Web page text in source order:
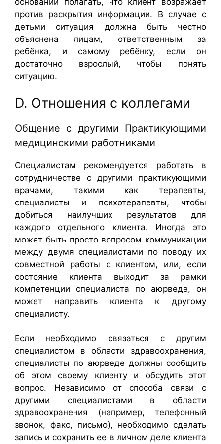
оснований полагать, что клиент возражает
против раскрытия информации. В случае с
детьми ситуация должна быть честно
объяснена лицам, ответственным за
ребёнка, и самому ребёнку, если он
достаточно взрослый, чтобы понять
ситуацию.
D. Отношения с коллегами
Общение с другими Практикующими
медицинскими работниками
Специалистам рекомендуется работать в
сотрудничестве с другими практикующими
врачами, такими как терапевты,
специалисты и психотерапевты, чтобы
добиться наилучших результатов для
каждого отдельного клиента. Иногда это
может быть просто вопросом коммуникации
между двумя специалистами по поводу их
совместной работы с клиентом, или, если
состояние клиента выходит за рамки
компетенции специалиста по аюрведе, он
может направить клиента к другому
специалисту.
Если необходимо связаться с другим
специалистом в области здравоохранения,
специалисты по аюрведе должны сообщить
об этом своему клиенту и обсудить этот
вопрос. Независимо от способа связи с
другими специалистами в области
здравоохранения (например, телефонный
звонок, факс, письмо), необходимо сделать
запись и сохранить ее в личном деле клиента